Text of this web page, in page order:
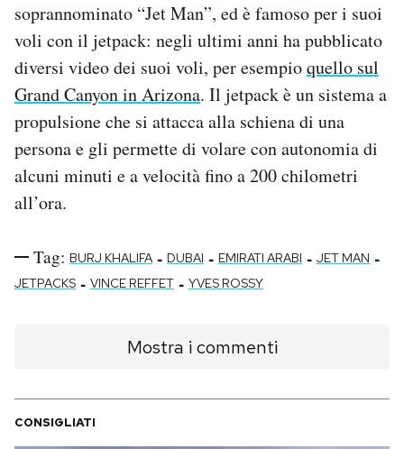
Notifiche mobile
Regala il Post
Hai bisogno di aiuto?
soprannominato “Jet Man”, ed è famoso per i suoi
voli con il jetpack: negli ultimi anni ha pubblicato
diversi video dei suoi voli, per esempioquello sul
Grand Canyon in Arizona. Il jetpack è un sistema a
propulsione che si attacca alla schiena di una
persona e gli permette di volare con autonomia di
alcuni minuti e a velocità fino a 200 chilometri
all’ora.
Tag: BURJ KHALIFA - DUBAI - EMIRATI ARABI - JET MAN -
JETPACKS - VINCE REFFET - YVES ROSSY
Mostra i commenti
CONSIGLIATI